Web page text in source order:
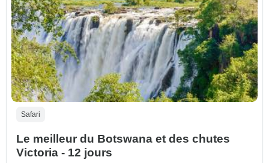
Safari
Le meilleur du Botswana et des chutes
Victoria - 12 jours